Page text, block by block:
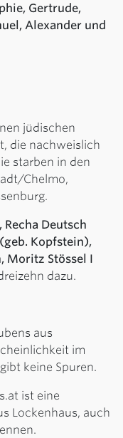
Gertrude,
Alexander und
jüdischen
die nachweislich
starben in den
Chelmo,
Deutsch
Kopfstein),
Moritz Stössel I
dazu.
aus
im
keine Spuren.
ist eine
Lockenhaus, auch